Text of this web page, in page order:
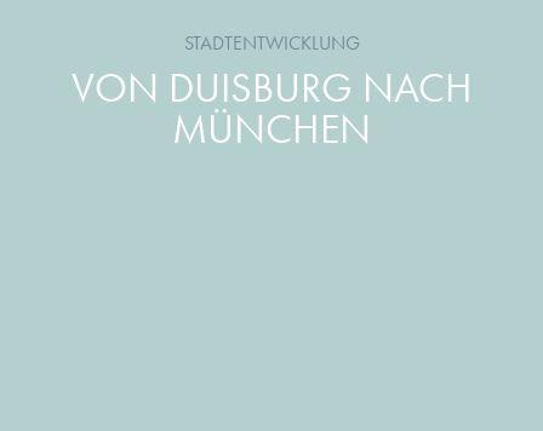
STADTENTWICKLUNG
VON DUISBURG NACH
MÜNCHEN